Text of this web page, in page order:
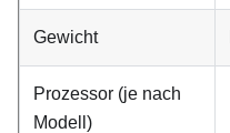
Gewicht
Prozessor (je nach
Modell)